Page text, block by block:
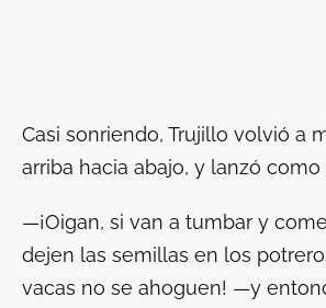
Casi sonriendo, Trujillo volvió a
arriba hacia abajo, y lanzó
—¡Oigan, si van a tumbar y
dejen las semillas en los
vacas no se ahoguen! —y